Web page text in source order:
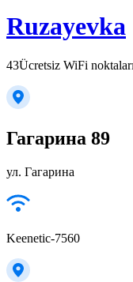
Ruzayevka
43Ücretsiz WiFi
Гагарина 89
ул. Гагарина
Keenetic-7560